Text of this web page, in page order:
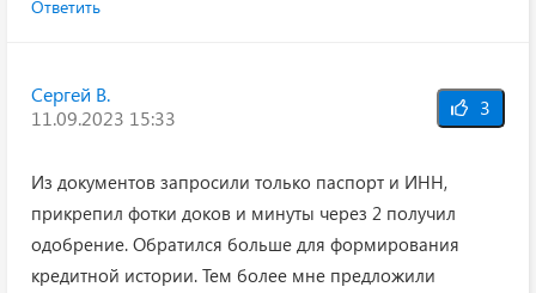
Ответить
Сергей В.
11.09.2023 15:33
3
Из документов запросили только паспорт и ИНН,
прикрепил фотки доков и минуты через 2 получил
одобрение. Обратился больше для формирования
кредитной истории. Тем более мне предложили